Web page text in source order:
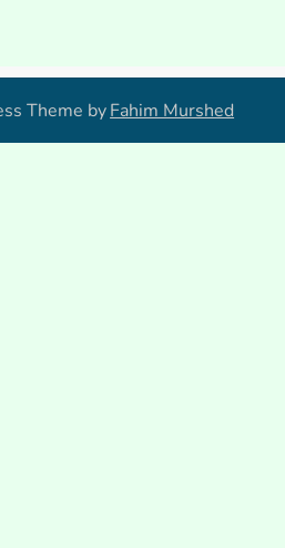
Theme byFahim Murshed